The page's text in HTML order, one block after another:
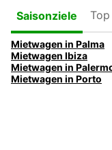
Saisonziele
Mietwagen in Palma
Mietwagen Ibiza
Mietwagen in
Mietwagen in Porto